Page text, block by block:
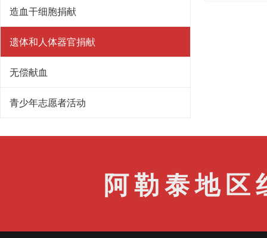
造血干细胞捐献
遗体和人体器官捐献
无偿献血
青少年志愿者活动
阿勒泰地区